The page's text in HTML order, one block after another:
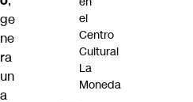
ge
ne
ra
un
a
el
Centro
Cultural
La
Moneda